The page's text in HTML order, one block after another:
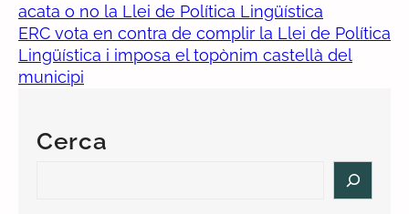
acata o no la Llei de Política Lingüística
ERC vota en contra de complir la Llei de Política
Lingüística i imposa el topònim castellà del
municipi
Cerca